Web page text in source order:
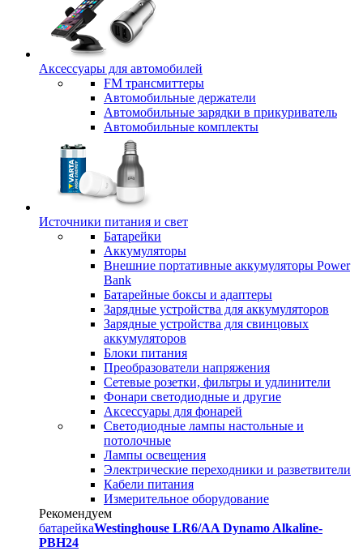
Аксессуары для автомобилей
FM трансмиттеры
Автомобильные держатели
Автомобильные зарядки в прикуриватель
Автомобильные комплекты
Источники питания и свет
Батарейки
Аккумуляторы
Внешние портативные аккумуляторы Power
Bank
Батарейные боксы и адаптеры
Зарядные устройства для аккумуляторов
Зарядные устройства для свинцовых
аккумуляторов
Блоки питания
Преобразователи напряжения
Сетевые розетки, фильтры и удлинители
Фонари светодиодные и другие
Аксессуары для фонарей
Светодиодные лампы настольные и
потолочные
Лампы освещения
Электрические переходники и разветвители
Кабели питания
Измерительное оборудование
Рекомендуем
батарейкаWestinghouse LR6/AA Dynamo Alkaline-
PBH24